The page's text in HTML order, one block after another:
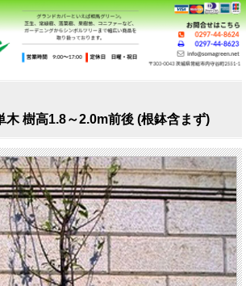
木 樹高1.8～2.0m前後 (根鉢含まず)